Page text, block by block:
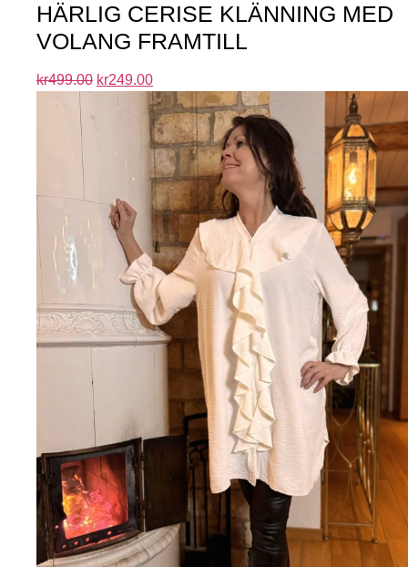
HÄRLIG CERISE KLÄNNING MED
VOLANG FRAMTILL
kr499.00 kr249.00